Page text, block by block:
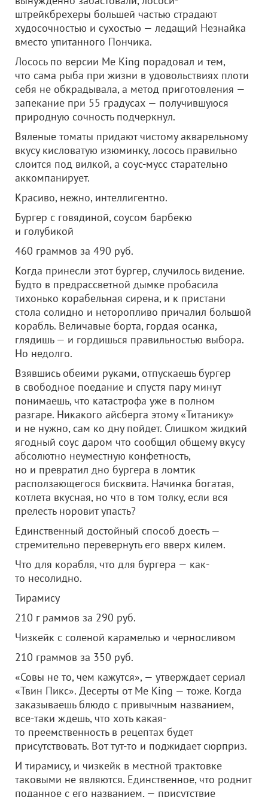
штрейкбрехеры большей частью страдают
худосочностью и сухостью — ледащий Незнайка
вместо упитанного Пончика.
Лосось по версии Me King порадовал и тем,
что сама рыба при жизни в удовольствиях плоти
себя не обкрадывала, а метод приготовления —
запекание при 55 градусах — получившуюся
природную сочность подчеркнул.
Вяленые томаты придают чистому акварельному
вкусу кисловатую изюминку, лосось правильно
слоится под вилкой, а соус-мусс старательно
аккомпанирует.
Красиво, нежно, интеллигентно.
Бургер с говядиной, соусом барбекю
и голубикой
460 граммов за 490 руб.
Когда принесли этот бургер, случилось видение.
Будто в предрассветной дымке пробасила
тихонько корабельная сирена, и к пристани
стола солидно и неторопливо причалил большой
корабль. Величавые борта, гордая осанка,
глядишь — и гордишься правильностью выбора.
Но недолго.
Взявшись обеими руками, отпускаешь бургер
в свободное поедание и спустя пару минут
понимаешь, что катастрофа уже в полном
разгаре. Никакого айсберга этому «Титанику»
и не нужно, сам ко дну пойдет. Слишком жидкий
ягодный соус даром что сообщил общему вкусу
абсолютно неуместную конфетность,
но и превратил дно бургера в ломтик
расползающегося бисквита. Начинка богатая,
котлета вкусная, но что в том толку, если вся
прелесть норовит упасть?
Единственный достойный способ доесть —
стремительно перевернуть его вверх килем.
Что для корабля, что для бургера — как-
то несолидно.
Тирамису
210 г раммов за 290 руб.
Чизкейк с соленой карамелью и черносливом
210 граммов за 350 руб.
«Совы не то, чем кажутся», — утверждает сериал
«Твин Пикс». Десерты от Me King — тоже. Когда
заказываешь блюдо с привычным названием,
все-таки ждешь, что хоть какая-
то преемственность в рецептах будет
присутствовать. Вот тут-то и поджидает сюрприз.
И тирамису, и чизкейк в местной трактовке
таковыми не являются. Единственное, что роднит
поданное с его названием, — присутствие